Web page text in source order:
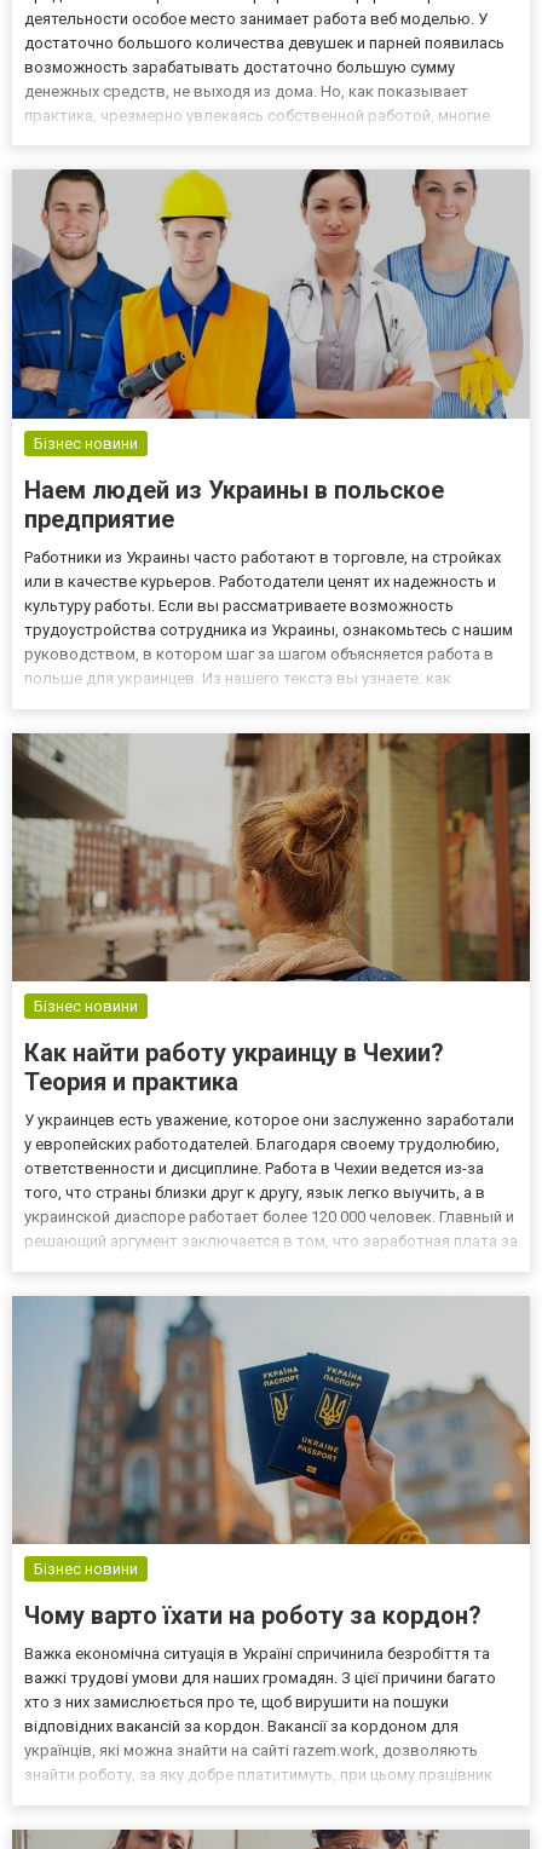
деятельности особое место занимает работа веб моделью. У
достаточно большого количества девушек и парней появилась
возможность зарабатывать достаточно большую сумму
денежных средств, не выходя из дома. Но, как показывает
практика, чрезмерно увлекаясь собственной работой, многие
не только...
Бізнес новини
Наем людей из Украины в польское
предприятие
Работники из Украины часто работают в торговле, на стройках
или в качестве курьеров. Работодатели ценят их надежность и
культуру работы. Если вы рассматриваете возможность
трудоустройства сотрудника из Украины, ознакомьтесь с нашим
руководством, в котором шаг за шагом объясняется работа в
польше для украинцев. Из нашего текста вы узнаете: как
Бізнес новини
Как найти работу украинцу в Чехии?
Теория и практика
У украинцев есть уважение, которое они заслуженно заработали
у европейских работодателей. Благодаря своему трудолюбию,
ответственности и дисциплине. Работа в Чехии ведется из-за
того, что страны близки друг к другу, язык легко выучить, а в
украинской диаспоре работает более 120 000 человек. Главный и
решающий аргумент заключается в том, что заработная плата за
Бізнес новини
Чому варто їхати на роботу за кордон?
Важка економічна ситуація в Україні спричинила безробіття та
важкі трудові умови для наших громадян. З цієї причини багато
хто з них замислюється про те, щоб вирушити на пошуки
відповідних вакансій за кордон. Вакансії за кордоном для
українців, які можна знайти на сайті razem.work, дозволяють
знайти роботу, за яку добре платитимуть, при цьому працівник